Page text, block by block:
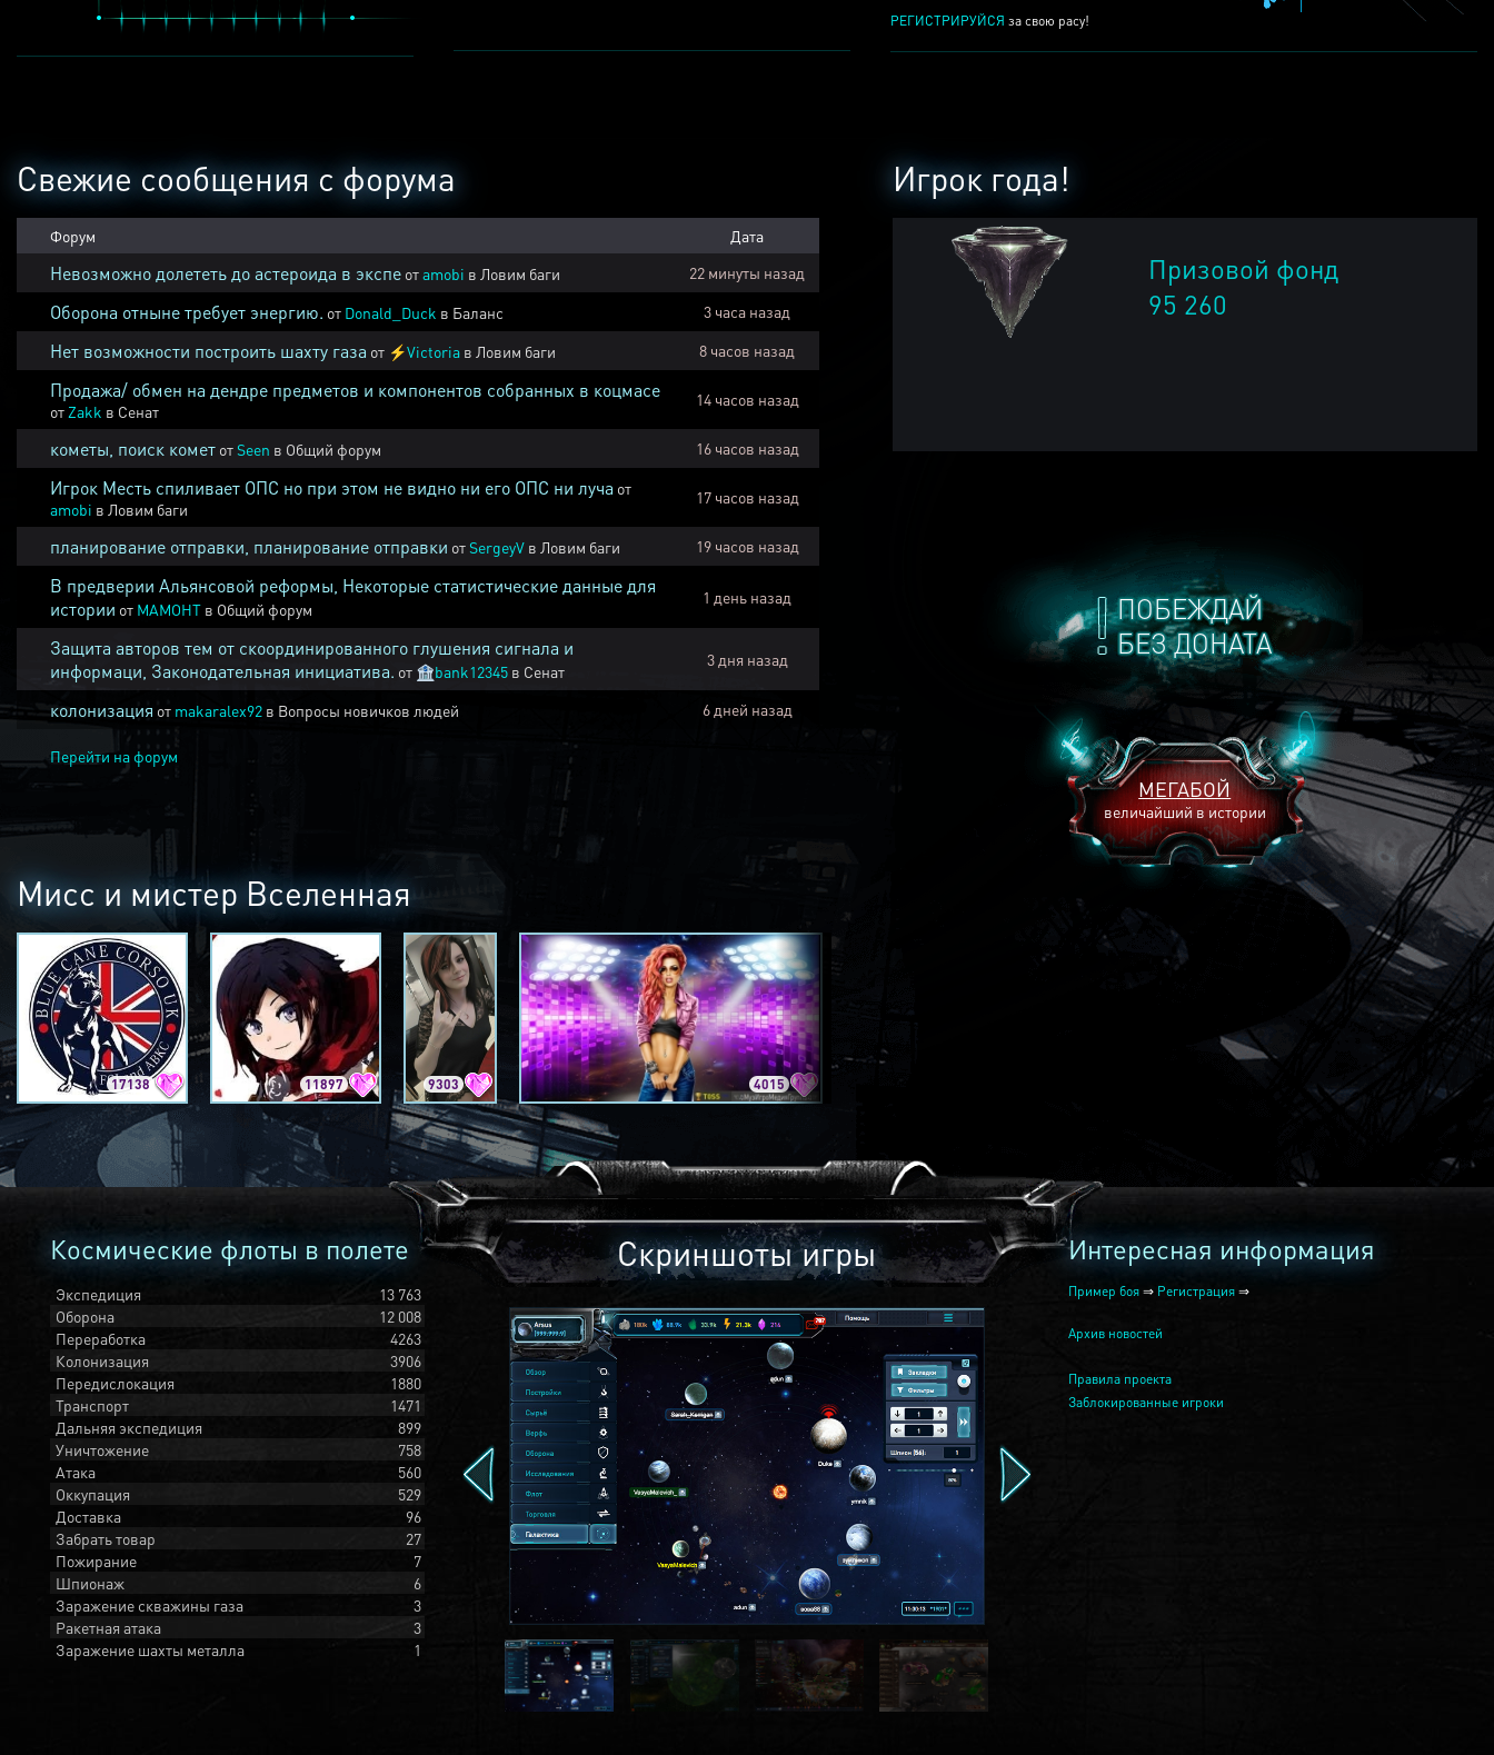
РЕГИСТРИРУЙСЯ за свою расу!
ПОБЕЖДАЙ
БЕЗ ДОНАТА
МЕГАБОЙ
величайший в истории
Игрок года!
Призовой фонд
95 260
Свежие сообщения с форума
Форум Дата
Невозможно долететь до астероида в экспе отamobi в Ловим баги 22 минуты назад
Оборона отныне требует энергию. от Donald_Duck в Баланс 3 часа назад
Нет возможности построить шахту газа от ⚡Victoria в Ловим баги 8 часов назад
Продажа/ обмен на дендре предметов и компонентов собранных в коцмасе
от Zakk в Сенат
14 часов назад
кометы, поиск комет отSeen в Общий форум 16 часов назад
Игрок Месть спиливает ОПС но при этом не видно ни его ОПС ни луча от
amobi в Ловим баги
17 часов назад
планирование отправки, планирование отправки отSergeyV в Ловим баги 19 часов назад
В предверии Альянсовой реформы, Некоторые статистические данные для
истории от MAMOHT в Общий форум
1 день назад
Защита авторов тем от скоординированного глушения сигнала и
информаци, Законодательная инициатива. от 🏦bank12345 в Сенат
3 дня назад
колонизация от makaralex92 в Вопросы новичков людей 6 дней назад
Перейти на форум
Мисс и мистер Вселенная
17138 11897 9303 4015 2240
Космические флоты в полете
Экспедиция
13 763
Оборона
12 008
Переработка
4263
Колонизация
3906
Передислокация
1880
Транспорт
1471
Дальняя экспедиция
899
Уничтожение
758
Атака
560
Оккупация
529
Доставка
96
Забрать товар
27
Пожирание
7
Шпионаж
6
Заражение скважины газа
3
Ракетная атака
3
Заражение шахты металла
1
Скриншоты игры Интересная информация
Пример боя ⇒ Регистрация ⇒
Архив новостей
Правила проекта
Заблокированные игроки